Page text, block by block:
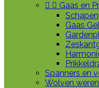
  Gaas en
Gaas
Spanners en
Wolven weren